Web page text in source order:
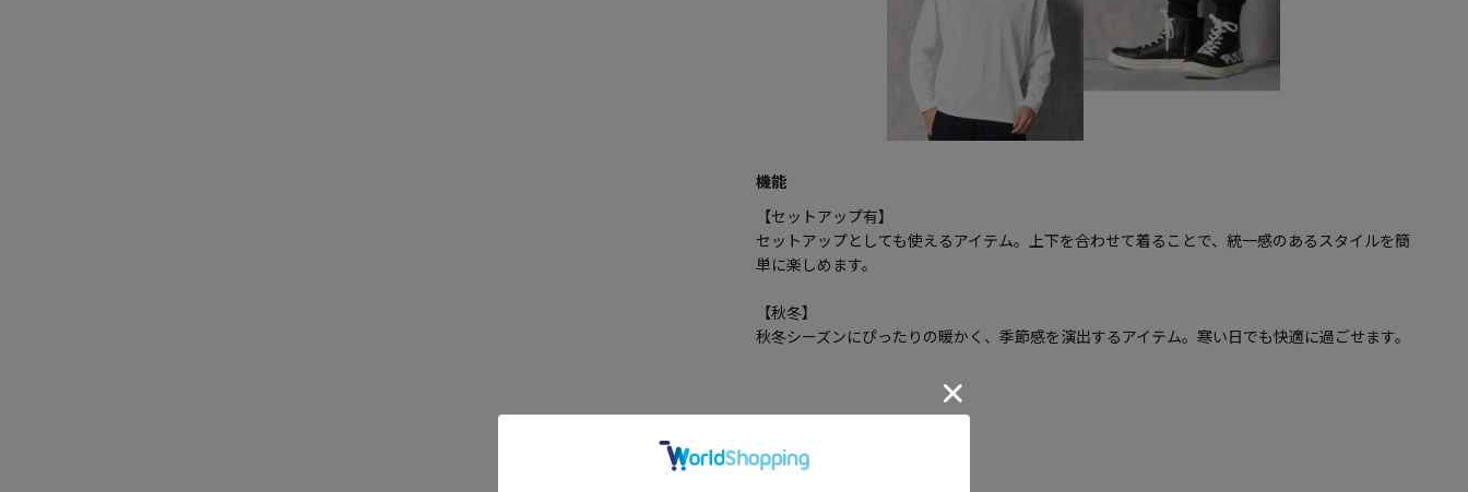
機能
【セットアップ有】
セットアップとしても使えるアイテム。上下を合わせて着ることで、統一感のあるスタイルを簡
単に楽しめます。
【秋冬】
秋冬シーズンにぴったりの暖かく、季節感を演出するアイテム。寒い日でも快適に過ごせます。